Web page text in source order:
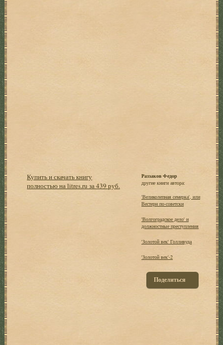
Купить и скачать книгу
полностью на litres.ru за 439 руб.
Раззаков Федор
другие книги автора:
'Великолепная семерка', или
Вестерн по-советски
'Волгоградское дело' и
должностные преступления
'Золотой век' Голливуда
'Золотой век'-2
Поделиться